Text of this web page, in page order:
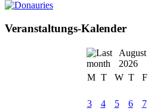
Veranstaltungs-Kalender
August
2026
M T W T F
3
4 5 6 7